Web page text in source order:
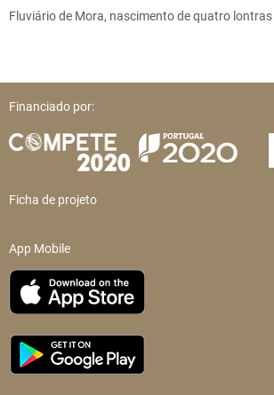
Fluviário de Mora, nascimento de quatro
Financiado por:
Ficha de projeto
App Mobile